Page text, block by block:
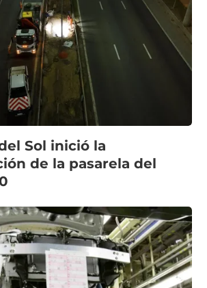
Sol inició la
de la pasarela del